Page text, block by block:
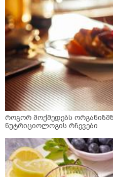
როგორ მოქმედებს
ნუტრიციოლოგის რჩევები